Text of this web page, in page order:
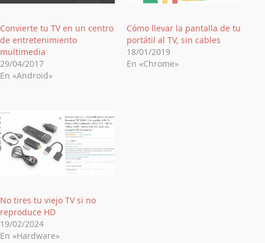
Convierte tu TV en un centro
de entretenimiento
multimedia
29/04/2017
En «Android»
Cómo llevar la pantalla de tu
portátil al TV, sin cables
18/01/2019
En «Chrome»
No tires tu viejo TV si no
reproduce HD
19/02/2024
En «Hardware»